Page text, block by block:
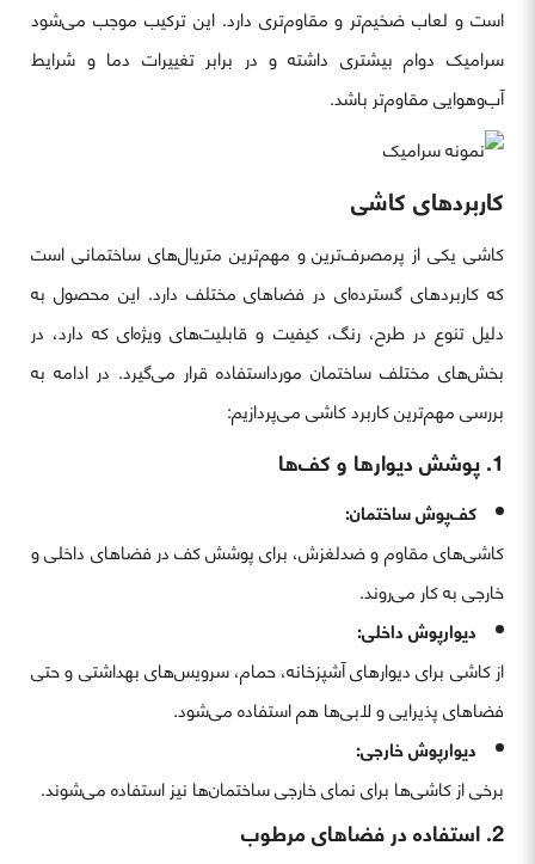
است و لعاب ضخیم‌تر و مقاوم‌تری دارد. این ترکیب موجب می‌شود
سرامیک دوام بیشتری داشته و در برابر تغییرات دما و شرایط
آب‌وهوایی مقاوم‌تر باشد.
کاربردهای کاشی
کاشی یکی از پرمصرف‌ترین و مهم‌ترین متریال‌های ساختمانی است
که کاربردهای گسترده‌ای در فضاهای مختلف دارد. این محصول به
دلیل تنوع در طرح، رنگ، کیفیت و قابلیت‌های ویژه‌ای که دارد، در
بخش‌های مختلف ساختمان مورداستفاده قرار می‌گیرد. در ادامه به
بررسی مهم‌ترین کاربرد کاشی می‌پردازیم:
1. پوشش دیوارها و کف‌ها
کف‌پوش ساختمان:
کاشی‌های مقاوم و ضدلغزش، برای پوشش کف در فضاهای داخلی و
خارجی به کار می‌روند.
دیوارپوش داخلی:
از کاشی برای دیوارهای آشپزخانه، حمام، سرویس‌های بهداشتی و حتی
فضاهای پذیرایی و لابی‌ها هم استفاده می‌شود.
دیوارپوش خارجی:
برخی از کاشی‌ها برای نمای خارجی ساختمان‌ها نیز استفاده می‌شوند.
2. استفاده در فضاهای مرطوب